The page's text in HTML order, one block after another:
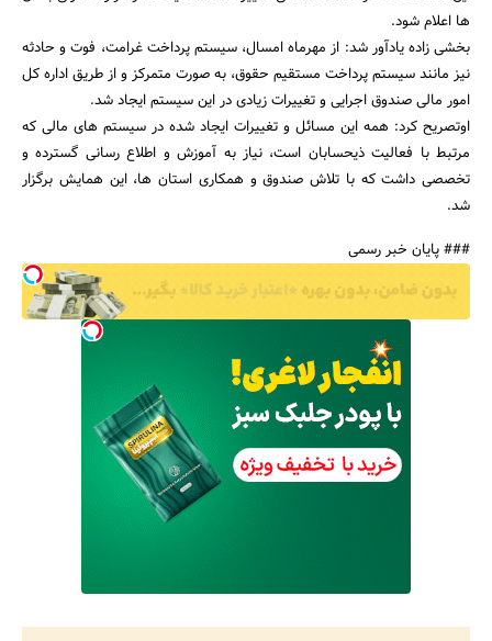
ها اعلام شود.
بخشی زاده یادآور شد: از مهرماه امسال، سیستم پرداخت غرامت، فوت و حادثه
نیز مانند سیستم پرداخت مستقیم حقوق، به صورت متمرکز و از طریق اداره کل
امور مالی صندوق اجرایی و تغییرات زیادی در این سیستم ایجاد شد.
اوتصریح کرد: همه این مسائل و تغییرات ایجاد شده در سیستم های مالی که
مرتبط با فعالیت ذیحسابان است، نیاز به آموزش و اطلاع رسانی گسترده و
تخصصی داشت که با تلاش صندوق و همکاری استان ها، این همایش برگزار
شد.
### پایان خبر رسمی